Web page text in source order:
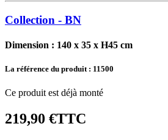
Collection - BN
Dimension : 140 x 35 x H45 cm
La référence du produit : 11500
Ce produit est déjà monté
219,90 €TTC